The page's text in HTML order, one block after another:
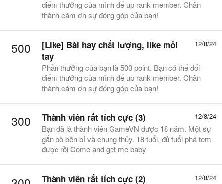
điểm thưởng của mình để up rank member. Chân
thành cám ơn sự đóng góp của bạn!
500 12/8/24
[Like] Bài hay chất lượng, like mỏi
tay
Phần thưởng của bạn là 500 point. Bạn có thể đổi
điểm thưởng của mình để up rank member. Chân
thành cám ơn sự đóng góp của bạn!
300 12/8/24
Thành viên rất tích cực (3)
Bạn đã là thành viên GameVN được 18 năm. Một sự
gắn bò bền bỉ và chung thủy. 18 tuổi, đủ tuổi phá tem
được rồi Come and get me baby
12/8/24
Thành viên rất tích cực (2)